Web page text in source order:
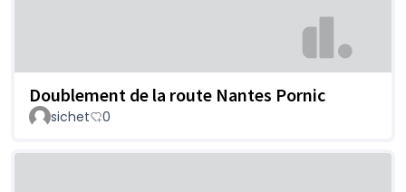
Doublement de la route Nantes Pornic
sichet 0